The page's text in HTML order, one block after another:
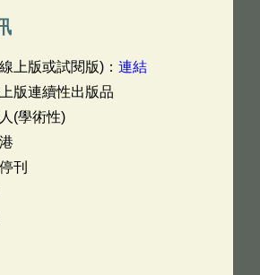
上版或試閱版)： 連結
版連續性出版品
(學術性)
刊